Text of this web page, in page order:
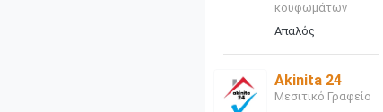
κουφωμάτων
Απαλός
Akinita 24
Μεσιτικό Γραφείο